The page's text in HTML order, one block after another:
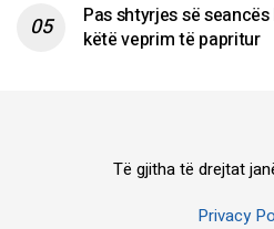
Pas shtyrjes së
këtë veprim të papritur
Të gjitha të drejtat
Privacy